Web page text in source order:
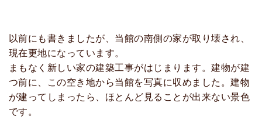
以前にも書きましたが、当館の南側の家が取り壊され、
現在更地になっています。
まもなく新しい家の建築工事がはじまります。建物が建
つ前に、この空き地から当館を写真に収めました。建物
が建ってしまったら、ほとんど見ることが出来ない景色
です。